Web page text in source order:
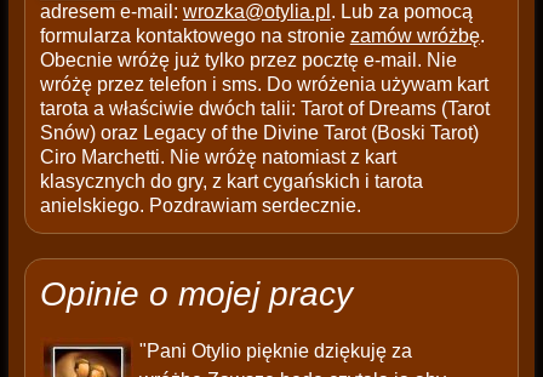
adresem e-mail: wrozka@otylia.pl . Lub za pomocą
formularza kontaktowego na stronie zamów wróżbę.
Obecnie wróżę już tylko przez pocztę e-mail. Nie
wróżę przez telefon i sms. Do wróżenia używam kart
tarota a właściwie dwóch talii: Tarot of Dreams (Tarot
Snów) oraz Legacy of the Divine Tarot (Boski Tarot)
Ciro Marchetti. Nie wróżę natomiast z kart
klasycznych do gry, z kart cygańskich i tarota
anielskiego. Pozdrawiam serdecznie.
Opinie o mojej pracy
"Pani Otylio pięknie dziękuję za